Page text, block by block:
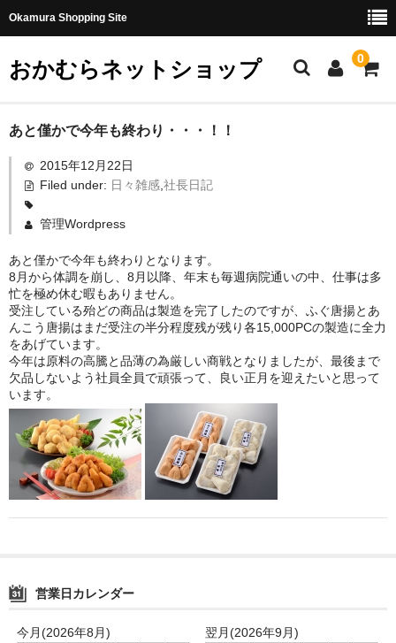
Okamura Shopping Site
おかむらネットショップ 0
商品
社長日記
味噌
天然とらふぐ
国産とらふぐ
料理セット
刺身セット
鍋セット
身欠き
その他ふぐセット
あと僅かで今年も終わり・・・！！
2015年12月22日
Filed under: 日々雑感, 社長日記
管理Wordpress
あと僅かで今年も終わりとなります。
8月から体調を崩し、8月以降、年末も毎週病院通いの中、仕事は多
忙を極め休む暇もありません。
受注している殆どの商品は製造を完了したのですが、ふぐ唐揚とあ
んこう唐揚はまだ受注の半分程度残が残り各15,000PCの製造に全力
をあげています。
今年は原料の高騰と品薄の為厳しい商戦となりましたが、最後まで
欠品しないよう社員全員で頑張って、良い正月を迎えたいと思って
います。
営業日カレンダー
今月(2026年8月)
翌月(2026年9月)